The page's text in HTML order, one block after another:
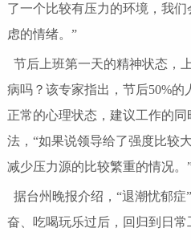
了一个比较有压力的环境，我
虑的情绪。”
节后上班第一天的精神状态，
病吗？该专家指出，节后50%
正常的心理状态，建议工作的
法，“如果说领导给了强度比较
减少压力源的比较繁重的情况。
据台州晚报介绍，“退潮忧郁
奋、吃喝玩乐过后，回归到日常